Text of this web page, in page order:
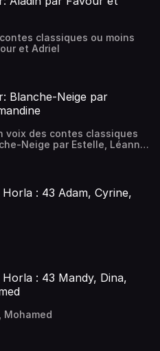
classiques ou moins
et Adriel
Blanche-Neige par
voix des contes classiques
Neige par Estelle, Léanne,
: 43 Adam, Cyrine,
: 43 Mandy, Dina,
Mohamed